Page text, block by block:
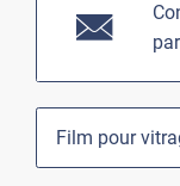
par
Film pour